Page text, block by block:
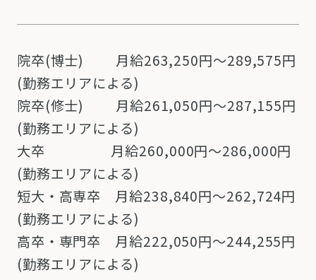
院卒(博士) 月給263,250円～289,575円
(勤務エリアによる)
院卒(修士) 月給261,050円～287,155円
(勤務エリアによる)
大卒 月給260,000円～286,000円
(勤務エリアによる)
短大・高専卒 月給238,840円～262,724円
(勤務エリアによる)
高卒・専門卒 月給222,050円～244,255円
(勤務エリアによる)